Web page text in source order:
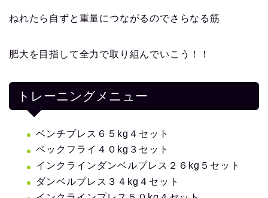
ねれたら自ずと重量につながるのでさらなる筋
肥大を目指して全力で取り組んでいこう！！
トレーニングメニュー
ベンチプレス６５kg４セット
ペックフライ４０kg３セット
インクラインダンベルプレス２６kg５セット
ダンベルプレス３４kg４セット